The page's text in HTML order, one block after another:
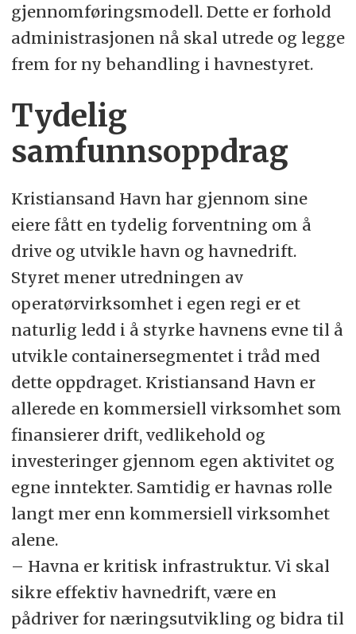
gjennomføringsmodell. Dette er forhold
administrasjonen nå skal utrede og legge
frem for ny behandling i havnestyret.
Tydelig
samfunnsoppdrag
Kristiansand Havn har gjennom sine
eiere fått en tydelig forventning om å
drive og utvikle havn og havnedrift.
Styret mener utredningen av
operatørvirksomhet i egen regi er et
naturlig ledd i å styrke havnens evne til å
utvikle containersegmentet i tråd med
dette oppdraget. Kristiansand Havn er
allerede en kommersiell virksomhet som
finansierer drift, vedlikehold og
investeringer gjennom egen aktivitet og
egne inntekter. Samtidig er havnas rolle
langt mer enn kommersiell virksomhet
alene.
– Havna er kritisk infrastruktur. Vi skal
sikre effektiv havnedrift, være en
pådriver for næringsutvikling og bidra til